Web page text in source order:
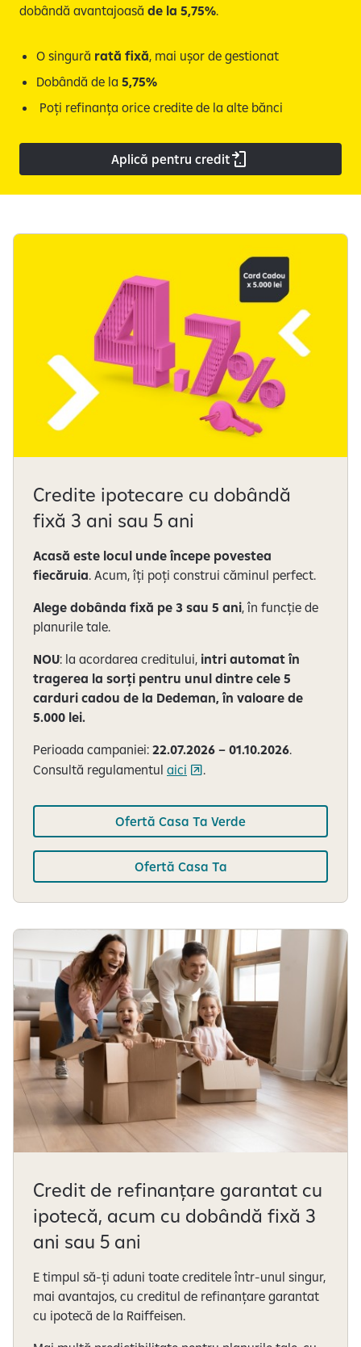
dobândă avantajoasă de la 5,75%.
O singură rată fixă, mai ușor de gestionat
Dobândă de la 5,75%
Poți refinanța orice credite de la alte bănci
Aplică pentru credit
Credite ipotecare cu dobândă
fixă 3 ani sau 5 ani
Acasă este locul unde începe povestea
fiecăruia. Acum, îți poți construi căminul perfect.
Alege dobânda fixă pe 3 sau 5 ani, în funcție de
planurile tale.
NOU: la acordarea creditului, intri automat în
tragerea la sorți pentru unul dintre cele 5
carduri cadou de la Dedeman, în valoare de
5.000 lei.
Perioada campaniei: 22.07.2026 – 01.10.2026.
Consultă regulamentul aici .
Ofertă Casa Ta Verde
Ofertă Casa Ta
Credit de refinanțare garantat cu
ipotecă, acum cu dobândă fixă 3
ani sau 5 ani
E timpul să-ți aduni toate creditele într-unul singur,
mai avantajos, cu creditul de refinanțare garantat
cu ipotecă de la Raiffeisen.